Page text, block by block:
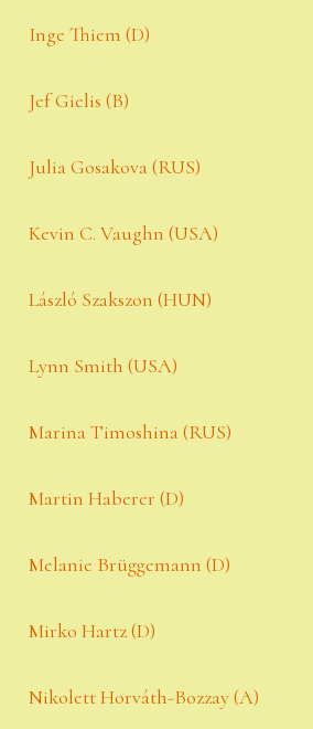
Inge Thiem (D)
Jef Gielis (B)
Julia Gosakova (RUS)
Kevin C. Vaughn (USA)
László Szakszon (HUN)
Lynn Smith (USA)
Marina Timoshina (RUS)
Martin Haberer (D)
Melanie Brüggemann (D)
Mirko Hartz (D)
Nikolett Horváth-Bozzay (A)